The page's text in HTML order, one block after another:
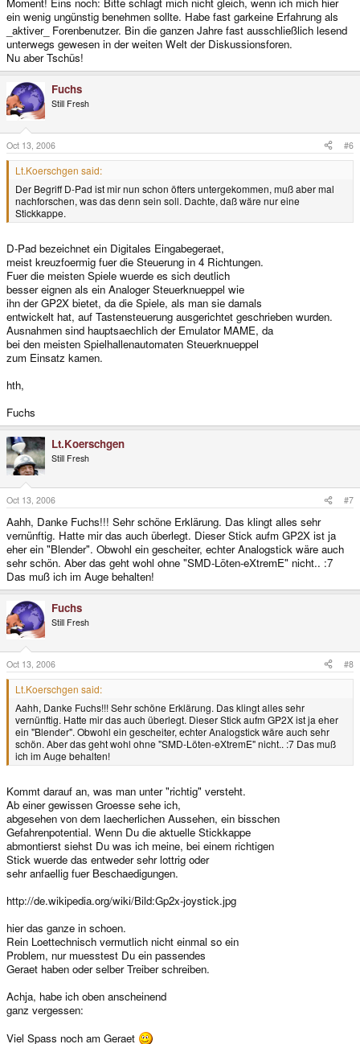
ein wenig ungünstig benehmen sollte. Habe fast garkeine Erfahrung als
_aktiver_ Forenbenutzer. Bin die ganzen Jahre fast ausschließlich lesend
unterwegs gewesen in der weiten Welt der Diskussionsforen.
Nu aber Tschüs!
Fuchs
Still Fresh
Oct 13, 2006 #6
Lt.Koerschgen said:
Der Begriff D-Pad ist mir nun schon öfters untergekommen, muß aber mal
nachforschen, was das denn sein soll. Dachte, daß wäre nur eine
Stickkappe.
D-Pad bezeichnet ein Digitales Eingabegeraet,
meist kreuzfoermig fuer die Steuerung in 4 Richtungen.
Fuer die meisten Spiele wuerde es sich deutlich
besser eignen als ein Analoger Steuerknueppel wie
ihn der GP2X bietet, da die Spiele, als man sie damals
entwickelt hat, auf Tastensteuerung ausgerichtet geschrieben wurden.
Ausnahmen sind hauptsaechlich der Emulator MAME, da
bei den meisten Spielhallenautomaten Steuerknueppel
zum Einsatz kamen.
hth,
Fuchs
Lt.Koerschgen
Still Fresh
Oct 13, 2006 #7
Aahh, Danke Fuchs!!! Sehr schöne Erklärung. Das klingt alles sehr
vernünftig. Hatte mir das auch überlegt. Dieser Stick aufm GP2X ist ja
eher ein "Blender". Obwohl ein gescheiter, echter Analogstick wäre auch
sehr schön. Aber das geht wohl ohne "SMD-Löten-eXtremE" nicht.. :7
Das muß ich im Auge behalten!
Fuchs
Still Fresh
Oct 13, 2006 #8
Lt.Koerschgen said:
Aahh, Danke Fuchs!!! Sehr schöne Erklärung. Das klingt alles sehr
vernünftig. Hatte mir das auch überlegt. Dieser Stick aufm GP2X ist ja eher
ein "Blender". Obwohl ein gescheiter, echter Analogstick wäre auch sehr
schön. Aber das geht wohl ohne "SMD-Löten-eXtremE" nicht.. :7 Das muß
ich im Auge behalten!
Kommt darauf an, was man unter "richtig" versteht.
Ab einer gewissen Groesse sehe ich,
abgesehen von dem laecherlichen Aussehen, ein bisschen
Gefahrenpotential. Wenn Du die aktuelle Stickkappe
abmontierst siehst Du was ich meine, bei einem richtigen
Stick wuerde das entweder sehr lottrig oder
sehr anfaellig fuer Beschaedigungen.
http://de.wikipedia.org/wiki/Bild:Gp2x-joystick.jpg
hier das ganze in schoen.
Rein Loettechnisch vermutlich nicht einmal so ein
Problem, nur muesstest Du ein passendes
Geraet haben oder selber Treiber schreiben.
Achja, habe ich oben anscheinend
ganz vergessen:
Viel Spass noch am Geraet